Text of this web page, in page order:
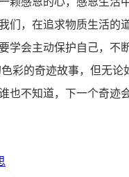
们，在追求物质生活
学会主动保护自己，
彩的奇迹故事，但无
也不知道，下一个奇